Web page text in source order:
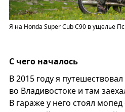
Я на Honda Super Cub С90 в ущелье
С чего началось
В 2015 году я
во Владивостоке и там
В гараже у него стоял